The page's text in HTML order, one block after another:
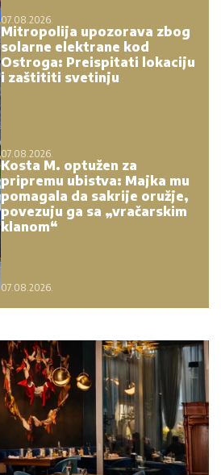
07.08.2026.
Mitropolija upozorava zbog
solarne elektrane kod
Ostroga: Preispitati lokaciju
i zaštititi svetinju
07.08.2026.
Kosta M. optužen za
pripremu ubistva: Majka mu
pomagala da sakrije oružje,
povezuju ga sa „vračarskim
klanom“
07.08.2026.